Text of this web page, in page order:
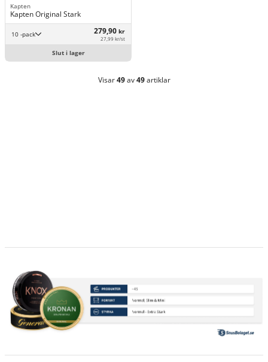
Kapten
Kapten Original Stark
10 -pack 279,90 kr
27,99 kr/st
Slut i lager
Visar49av49artiklar